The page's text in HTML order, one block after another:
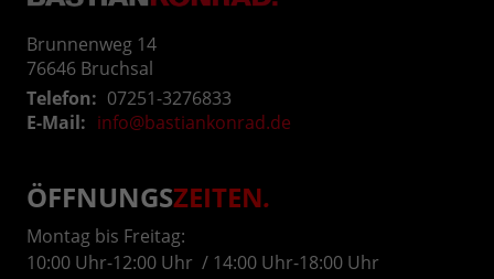
Brunnenweg 14
76646 Bruchsal
Telefon: 07251-3276833
E-Mail: info@bastiankonrad.de
ÖFFNUNGSZEITEN.
Montag bis Freitag:
10:00 Uhr-12:00 Uhr / 14:00 Uhr-18:00 Uhr